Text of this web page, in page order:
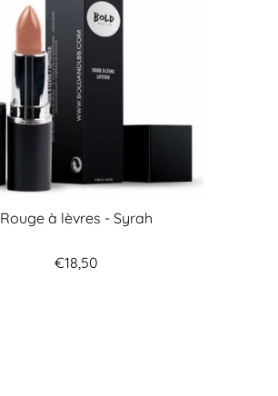
Rouge à lèvres - Syrah
€18,50